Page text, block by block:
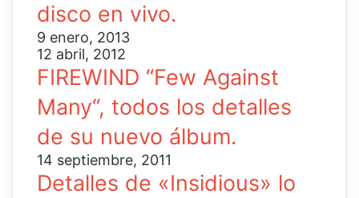
disco en vivo.
9 enero, 2013
12 abril, 2012
FIREWIND “Few Against
Many“, todos los detalles
de su nuevo álbum.
14 septiembre, 2011
Detalles de «Insidious» lo